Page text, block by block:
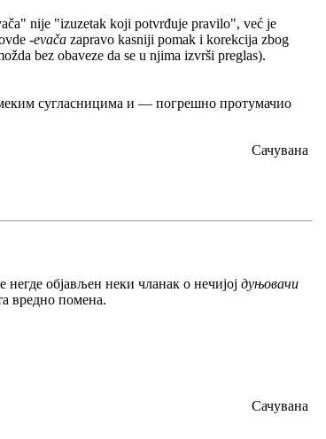
nije "izuzetak koji potvrđuje pravilo", već je
-evača zapravo kasniji pomak i korekcija zbog
bez obaveze da se u njima izvrši preglas).
меким сугласницима и — погрешно протумачио
Сачувана
негде објављен неки чланак о нечијој дуњовачи
вредно помена.
Сачувана